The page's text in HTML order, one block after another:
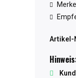
Artikel-